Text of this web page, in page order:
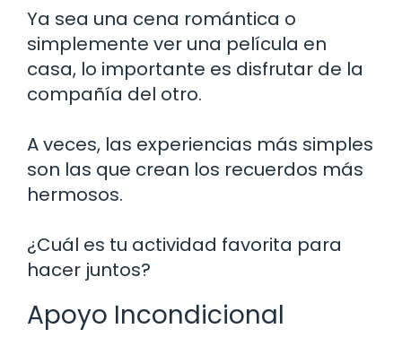
Ya sea una cena romántica o
simplemente ver una película en
casa, lo importante es disfrutar de la
compañía del otro.
A veces, las experiencias más simples
son las que crean los recuerdos más
hermosos.
¿Cuál es tu actividad favorita para
hacer juntos?
Apoyo Incondicional